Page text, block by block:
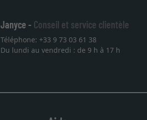
Janyce - Conseil et service clientèle
Téléphone: +33 9 73 03 61 38